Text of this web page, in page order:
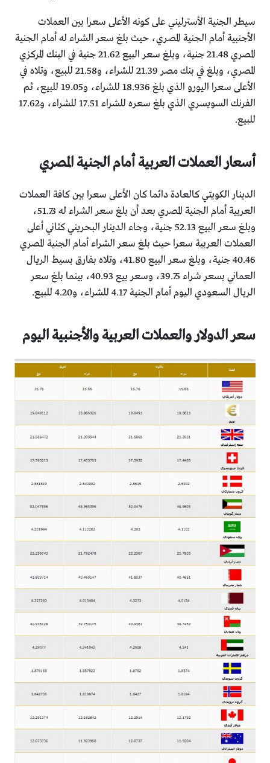
سيطر الجنية الأسترليني على كونه الأعلى سعرا بين العملات
الأجنبية أمام الجنية المصري، حيث بلغ سعر الشراء له أمام الجنية
المصري 21.48 جنية، وبلغ سعر البيع 21.62 جنية في البنك المركزي
المصري، وبلغ في بنك مصر 21.39 للشراء، و21.58 للبيع، وتلاه في
الأعلى سعرا اليورو الذي بلغ 18.936 للشراء، و19.05 للبيع، ثم
الفرنك السويسري الذي بلغ سعره للشراء 17.51 للشراء، و17.62
للبيع.
أسعار العملات العربية أمام الجنية المصري
الدينار الكويتي كالعادة دائما كان الأعلى سعرا بين كافة العملات
العربية أمام الجنية المصري بعد أن بلغ سعر الشراء له 51.73،
وبلغ سعر البيع 52.13 جنية، وجاء الدينار البحريني كثاني أعلى
العملات العربية سعرا حيث بلغ سعر الشراء أمام الجنية المصري
40.46 جنية، وبلغ سعر البيع 41.80، وتلاه بفارق بسيط الريال
العماني بسعر شراء 39.75، وسعر بيع 40.93، بينما بلغ سعر
الريال السعودي اليوم أمام الجنية 4.17 للشراء، و4.20 للبيع.
سعر الدولار والعملات العربية والأجنبية اليوم